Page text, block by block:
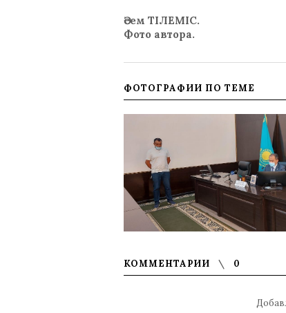
Әсем ТІЛЕМІС.
Фото автора.
ФОТОГРАФИИ ПО ТЕМЕ
КОММЕНТАРИИ 0